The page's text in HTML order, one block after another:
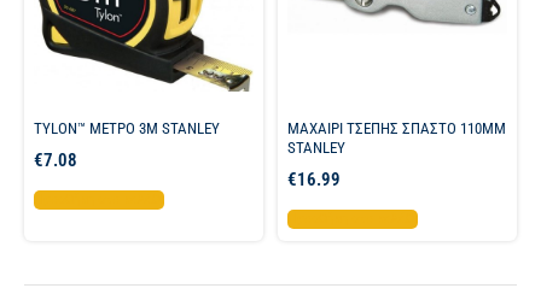
TYLON™ ΜΕΤΡΟ 3Μ STANLEY
€7.08
Προσθήκη στο καλάθι
ΜΑΧΑΙΡΙ ΤΣΕΠΗΣ ΣΠΑΣΤΟ 110MM
STANLEY
€16.99
Προσθήκη στο καλάθι